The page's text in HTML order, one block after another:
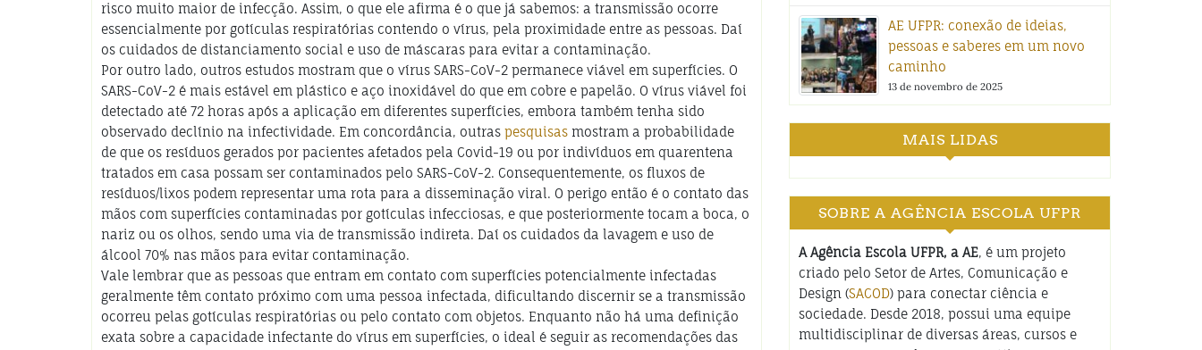
risco muito maior de infecção. Assim, o que ele afirma é o que já sabemos: a transmissão ocorre
essencialmente por gotículas respiratórias contendo o vírus, pela proximidade entre as pessoas. Daí
os cuidados de distanciamento social e uso de máscaras para evitar a contaminação.
Por outro lado, outros estudos mostram que o vírus SARS-CoV-2 permanece viável em superfícies. O
SARS-CoV-2 é mais estável em plástico e aço inoxidável do que em cobre e papelão. O vírus viável foi
detectado até 72 horas após a aplicação em diferentes superfícies, embora também tenha sido
observado declínio na infectividade. Em concordância, outras pesquisas mostram a probabilidade
de que os resíduos gerados por pacientes afetados pela Covid-19 ou por indivíduos em quarentena
tratados em casa possam ser contaminados pelo SARS-CoV-2. Consequentemente, os fluxos de
resíduos/lixos podem representar uma rota para a disseminação viral. O perigo então é o contato das
mãos com superfícies contaminadas por gotículas infecciosas, e que posteriormente tocam a boca, o
nariz ou os olhos, sendo uma via de transmissão indireta. Daí os cuidados da lavagem e uso de
álcool 70% nas mãos para evitar contaminação.
Vale lembrar que as pessoas que entram em contato com superfícies potencialmente infectadas
geralmente têm contato próximo com uma pessoa infectada, dificultando discernir se a transmissão
ocorreu pelas gotículas respiratórias ou pelo contato com objetos. Enquanto não há uma definição
exata sobre a capacidade infectante do vírus em superfícies, o ideal é seguir as recomendações das
AE UFPR: conexão de ideias,
pessoas e saberes em um novo
caminho
13 de novembro de 2025
MAIS LIDAS
SOBRE A AGÊNCIA ESCOLA UFPR
A Agência Escola UFPR, a AE, é um projeto
criado pelo Setor de Artes, Comunicação e
Design (SACOD) para conectar ciência e
sociedade. Desde 2018, possui uma equipe
multidisciplinar de diversas áreas, cursos e